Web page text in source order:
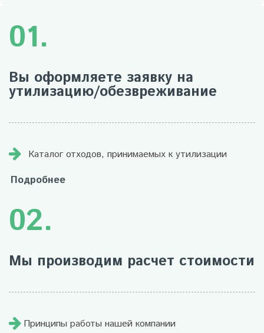
01.
Вы оформляете заявку на
утилизацию/обезвреживание
Каталог отходов, принимаемых к утилизации
Подробнее
02.
Мы производим расчет стоимости
Принципы работы нашей компании